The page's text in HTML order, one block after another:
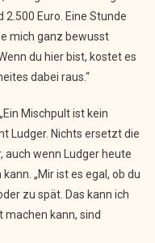
Euro. Eine Stunde
mich ganz bewusst
du hier bist, kostet es
dabei raus.“
Mischpult ist kein
Ludger. Nichts ersetzt die
auch wenn Ludger heute
„Mir ist es egal, ob du
zu spät. Das kann ich
machen kann, sind